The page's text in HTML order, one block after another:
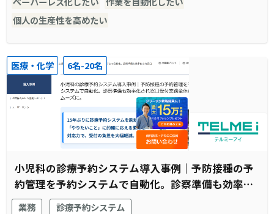
個人の生産性を高めたい
医療・化学 6名-20名
小児科の診療予約システム導入事例｜予防接種の予
約管理を予約システムで自動化。診察準備も効率化
され窓口受付業務全体がスムーズに。
業務
診療予約システム